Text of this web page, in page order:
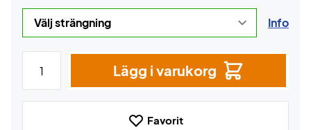
Info
Lägg i varukorg
Favorit